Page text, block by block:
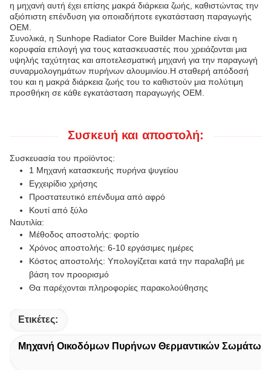
η μηχανή αυτή έχει επίσης μακρά διάρκεια ζωής, καθιστώντας την
αξιόπιστη επένδυση για οποιαδήποτε εγκατάσταση παραγωγής
OEM.
Συνολικά, η Sunhope Radiator Core Builder Machine είναι η
κορυφαία επιλογή για τους κατασκευαστές που χρειάζονται μια
υψηλής ταχύτητας και αποτελεσματική μηχανή για την παραγωγή
συναρμολογημάτων πυρήνων αλουμινίου.Η σταθερή απόδοσή
του και η μακρά διάρκεια ζωής του το καθιστούν μια πολύτιμη
προσθήκη σε κάθε εγκατάσταση παραγωγής OEM.
Συσκευή και αποστολή:
Συσκευασία του προϊόντος:
1 Μηχανή κατασκευής πυρήνα ψυγείου
Εγχειρίδιο χρήσης
Προστατευτικό επένδυμα από αφρό
Κουτί από ξύλο
Ναυτιλία:
Μέθοδος αποστολής: φορτίο
Χρόνος αποστολής: 6-10 εργάσιμες ημέρες
Κόστος αποστολής: Υπολογίζεται κατά την παραλαβή με
βάση τον προορισμό
Θα παρέχονται πληροφορίες παρακολούθησης
Ετικέτες:
Μηχανή Οικοδόμων Πυρήνων Θερμαντικών Σωμάτων